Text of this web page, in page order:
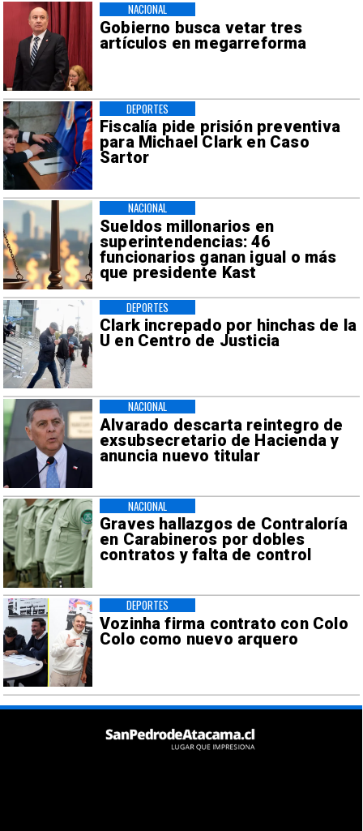
Gobierno busca vetar tres
artículos en megarreforma
NACIONAL
Fiscalía pide prisión preventiva
para Michael Clark en Caso
Sartor
DEPORTES
Sueldos millonarios en
superintendencias: 46
funcionarios ganan igual o más
que presidente Kast
NACIONAL
Clark increpado por hinchas de la
U en Centro de Justicia
DEPORTES
Alvarado descarta reintegro de
exsubsecretario de Hacienda y
anuncia nuevo titular
NACIONAL
Graves hallazgos de Contraloría
en Carabineros por dobles
contratos y falta de control
NACIONAL
Vozinha firma contrato con Colo
Colo como nuevo arquero
DEPORTES